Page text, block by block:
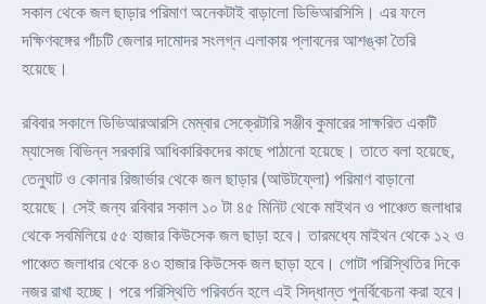
সকাল থেকে জল ছাড়ার পরিমাণ অনেকটাই বাড়ালো ডিভিআরসিসি। এর ফলে
দক্ষিণবঙ্গের পাঁচটি জেলার দামোদর সংলগ্ন এলাকায় প্লাবনের আশঙ্কা তৈরি
হয়েছে।
রবিবার সকালে ডিভিআরআরসি মেম্বার সেক্রেটারি সঞ্জীব কুমারের সাক্ষরিত একটি
ম্যাসেজ বিভিন্ন সরকারি আধিকারিকদের কাছে পাঠানো হয়েছে। তাতে বলা হয়েছে,
তেনুঘাট ও কোনার রিজার্ভার থেকে জল ছাড়ার (আউটফ্লো) পরিমাণ বাড়ানো
হয়েছে। সেই জন্য রবিবার সকাল ১০ টা ৪৫ মিনিট থেকে মাইথন ও পাঞ্চেত জলাধার
থেকে সবমিলিয়ে ৫৫ হাজার কিউসেক জল ছাড়া হবে। তারমধ্যে মাইথন থেকে ১২ ও
পাঞ্চেত জলাধার থেকে ৪৩ হাজার কিউসেক জল ছাড়া হবে। গোটা পরিস্থিতির দিকে
নজর রাখা হচ্ছে। পরে পরিস্থিতি পরিবর্তন হলে এই সিদ্ধান্ত পুনর্বিবেচনা করা হবে।